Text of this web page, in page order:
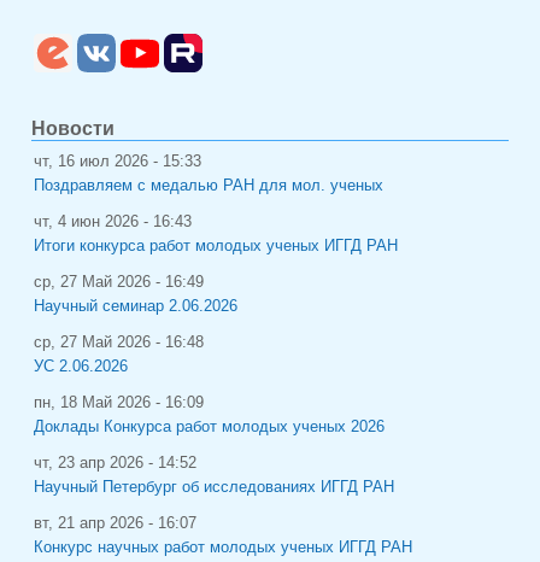
Новости
чт, 16 июл 2026 - 15:33
Поздравляем с медалью РАН для мол. ученых
чт, 4 июн 2026 - 16:43
Итоги конкурса работ молодых ученых ИГГД РАН
ср, 27 Май 2026 - 16:49
Научный семинар 2.06.2026
ср, 27 Май 2026 - 16:48
УС 2.06.2026
пн, 18 Май 2026 - 16:09
Доклады Конкурса работ молодых ученых 2026
чт, 23 апр 2026 - 14:52
Научный Петербург об исследованиях ИГГД РАН
вт, 21 апр 2026 - 16:07
Конкурс научных работ молодых ученых ИГГД РАН